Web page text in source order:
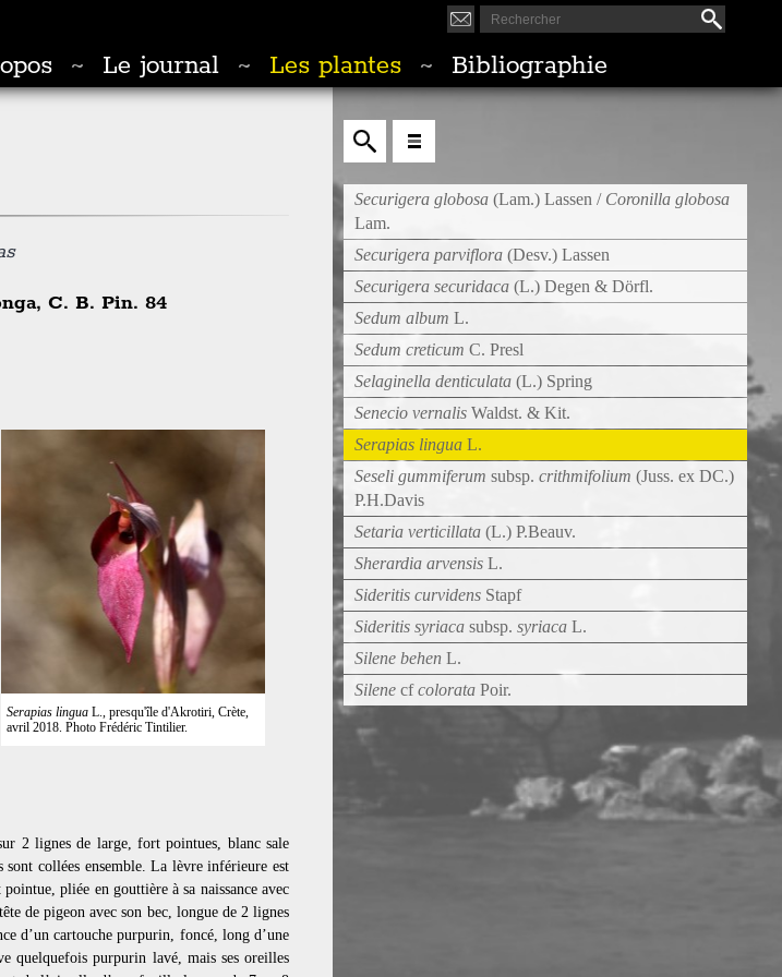
~ Le journal ~ Les plantes ~ Bibliographie
Securigera globosa (Lam.) Lassen / Coronilla globosa
Lam.
Securigera parviflora (Desv.) Lassen
Securigera securidaca (L.) Degen & Dörfl.
Sedum album L.
Sedum creticum C. Presl
Selaginella denticulata (L.) Spring
Senecio vernalis Waldst. & Kit.
Serapias lingua L.
Seseli gummiferum subsp. crithmifolium (Juss. ex DC.)
P.H.Davis
Setaria verticillata (L.) P.Beauv.
Sherardia arvensis L.
Sideritis curvidens Stapf
Sideritis syriaca subsp. syriaca L.
Silene behen L.
Silene cfcolorata Poir.
C. B. Pin. 84
Serapias linguaL., presqu'île d'Akrotiri, Crète,
avril 2018. Photo Frédéric Tintilier.
2 lignes de large, fort pointues, blanc sale
collées ensemble. La lèvre inférieure est
pliée en gouttière à sa naissance avec
de pigeon avec son bec, longue de 2 lignes
d’un cartouche purpurin, foncé, long d’une
quelquefois purpurin lavé, mais ses oreilles